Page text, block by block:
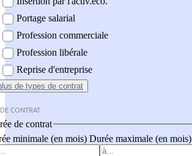
Portage salarial
Profession commerciale
Profession libérale
Reprise d'entreprise
de types de contrat
CONTRAT
de contrat
minimale (en mois) Durée maximale (en mois)